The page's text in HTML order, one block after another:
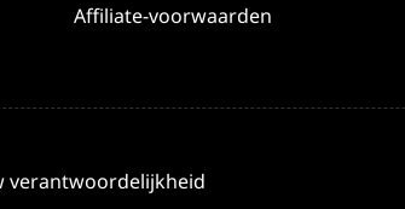
Affiliate-voorwaarden
verantwoordelijkheid